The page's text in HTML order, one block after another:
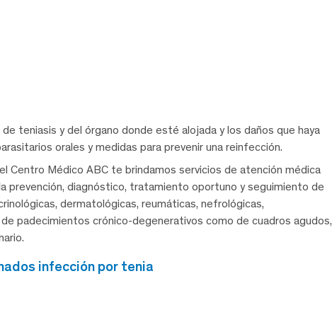
teniasis y del órgano donde esté alojada y los daños que haya
orales y medidas para prevenir una reinfección.
Centro Médico ABC te brindamos servicios de atención médica
prevención, diagnóstico, tratamiento oportuno y seguimiento de
dermatológicas, reumáticas, nefrológicas,
padecimientos crónico-degenerativos como de cuadros agudos,
infección por tenia